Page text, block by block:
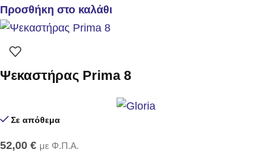
Προσθήκη στο καλάθι
Ψεκαστήρας Prima 8
Σε απόθεμα
52,00 € με Φ.Π.Α.